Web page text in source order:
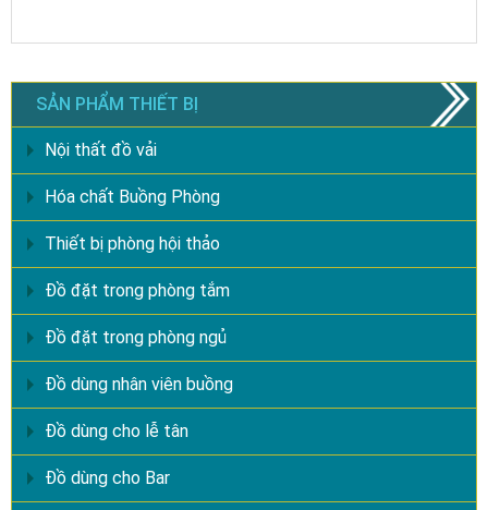
SẢN PHẨM THIẾT BỊ
Nội thất đồ vải
Hóa chất Buồng Phòng
Thiết bị phòng hội thảo
Đồ đặt trong phòng tắm
Đồ đặt trong phòng ngủ
Đồ dùng nhân viên buồng
Đồ dùng cho lễ tân
Đồ dùng cho Bar